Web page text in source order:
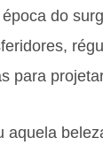
do
para